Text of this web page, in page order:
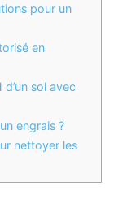
pour un
en
sol avec
engrais ?
nettoyer les